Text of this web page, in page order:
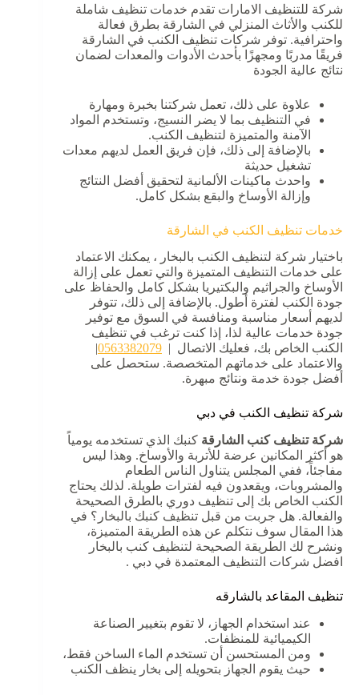
شركة للتنظيف الامارات تقدم خدمات تنظيف شاملة
للكنب والأثاث المنزلي في الشارقة بطرق فعالة
واحترافية. توفر شركات تنظيف الكنب في الشارقة
فريقًا مدربًا ومجهزًا بأحدث الأدوات والمعدات لضمان
نتائج عالية الجودة
علاوة على ذلك، تعمل شركتنا بخبرة ومهارة
في التنظيف بما لا يضر النسيج، وتستخدم المواد
الآمنة والمتميزة لتنظيف الكنب.
بالإضافة إلى ذلك، فإن فريق العمل لديهم معدات
تشغيل حديثة
واحدث ماكينات الألمانية لتحقيق أفضل النتائج
وإزالة الأوساخ والبقع بشكل كامل.
خدمات تنظيف الكنب في الشارقة
باختيار شركة لتنظيف الكنب بالبخار ، يمكنك الاعتماد
على خدمات التنظيف المتميزة والتي تعمل على إزالة
الأوساخ والجراثيم والبكتيريا بشكل كامل والحفاظ على
جودة الكنب لفترة أطول. بالإضافة إلى ذلك، تتوفر
لديهم أسعار مناسبة ومنافسة في السوق مع توفير
جودة خدمات عالية لذا، إذا كنت ترغب في تنظيف
الكنب الخاص بك، فعليك الاتصال | 0563382079
|
والاعتماد على خدماتهم المتخصصة. ستحصل على
أفضل جودة خدمة ونتائج مبهرة.
شركة تنظيف الكنب في دبي
شركة تنظيف كنب الشارقة كنبك الذي تستخدمه يومياً
هو أكثر المكانين عرضة للأتربة والأوساخ. وهذا ليس
مفاجئاً، ففي المجلس يتناول الناس الطعام
والمشروبات، ويقعدون فيه لفترات طويلة. لذلك يحتاج
الكنب الخاص بك إلى تنظيف دوري بالطرق الصحيحة
والفعالة. هل جربت من قبل تنظيف كنبك بالبخار؟ في
هذا المقال سوف نتكلم عن هذه الطريقة المتميزة،
ونشرح لك الطريقة الصحيحة لتنظيف كنب بالبخار
افضل شركات التنظيف المعتمدة في دبي .
تنظيف المقاعد بالشارقه
عند استخدام الجهاز، لا تقوم بتغيير الصناعة
الكيميائية للمنظفات.
ومن المستحسن أن تستخدم الماء الساخن فقط،
حيث يقوم الجهاز بتحويله إلى بخار ينظف الكنب